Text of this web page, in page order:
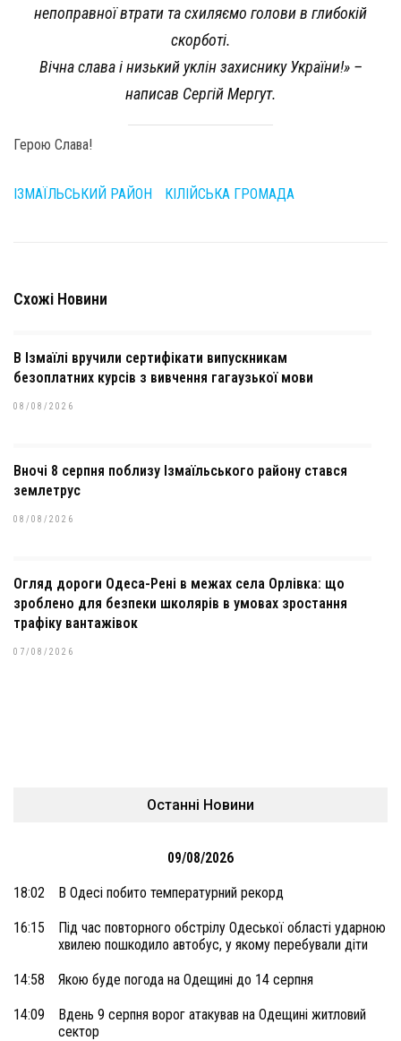
непоправної втрати та схиляємо голови в глибокій
скорботі.
Вічна слава і низький уклін захиснику України!» –
написав Сергій Мергут.
Герою Слава!
ІЗМАЇЛЬСЬКИЙ РАЙОН КІЛІЙСЬКА ГРОМАДА
Схожі Новини
В Ізмаїлі вручили сертифікати випускникам
безоплатних курсів з вивчення гагаузької мови
08/08/2026
Вночі 8 серпня поблизу Ізмаїльського району стався
землетрус
08/08/2026
Огляд дороги Одеса-Рені в межах села Орлівка: що
зроблено для безпеки школярів в умовах зростання
трафіку вантажівок
07/08/2026
Останні Новини
09/08/2026
18:02 В Одесі побито температурний рекорд
16:15
Під час повторного обстрілу Одеської області ударною
хвилею пошкодило автобус, у якому перебували діти
14:58 Якою буде погода на Одещині до 14 серпня
14:09
Вдень 9 серпня ворог атакував на Одещині житловий
сектор